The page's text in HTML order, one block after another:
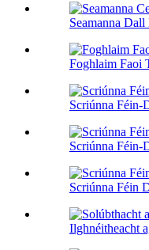
Seamanna
Foghlaim Faoi
Scriúnna Féin-
Scriúnna Féin-
Scriúnna Féin
Ilghnéitheacht